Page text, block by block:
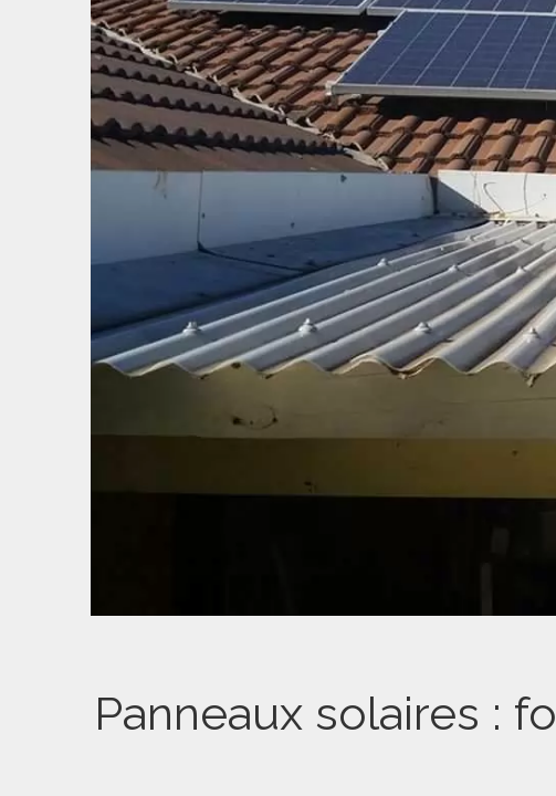
Panneaux solaires :